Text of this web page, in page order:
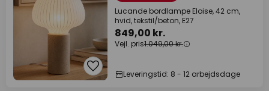
Lucande bordlampe Eloise, 42 cm,
hvid, tekstil/beton, E27
849,00 kr.
Vejl. pris1.049,00 kr.
Leveringstid: 8 - 12 arbejdsdage